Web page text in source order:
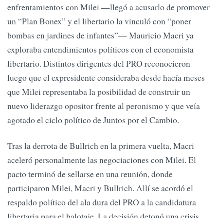
enfrentamientos con Milei —llegó a acusarlo de promover
un “Plan Bonex” y el libertario la vinculó con “poner
bombas en jardines de infantes”— Mauricio Macri ya
exploraba entendimientos políticos con el economista
libertario. Distintos dirigentes del PRO reconocieron
luego que el expresidente consideraba desde hacía meses
que Milei representaba la posibilidad de construir un
nuevo liderazgo opositor frente al peronismo y que veía
agotado el ciclo político de Juntos por el Cambio.
Tras la derrota de Bullrich en la primera vuelta, Macri
aceleró personalmente las negociaciones con Milei. El
pacto terminó de sellarse en una reunión, donde
participaron Milei, Macri y Bullrich. Allí se acordó el
respaldo político del ala dura del PRO a la candidatura